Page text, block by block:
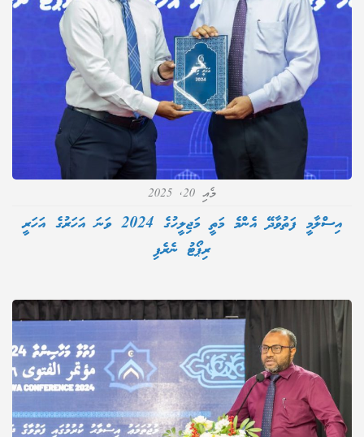
މެއި 20, 2025
އިސްލާމީ ފަތުވާދޭ އެންމެ މަތީ މަޖިލީހުގެ 2024 ވަނަ އަހަރުގެ އަހަރީ
ރިޕޯޓު ނެރެފި